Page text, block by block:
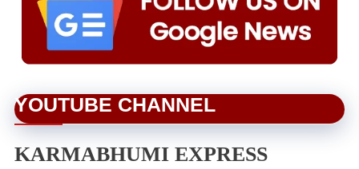
YOUTUBE CHANNEL
KARMABHUMI EXPRESS